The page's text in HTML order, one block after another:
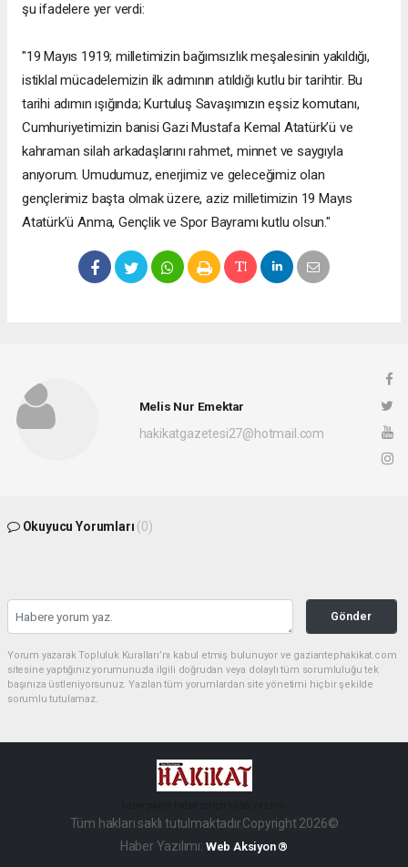
şu ifadelere yer verdi:
​"19 Mayıs 1919; milletimizin bağımsızlık meşalesinin yakıldığı,
istiklal mücadelemizin ilk adımının atıldığı kutlu bir tarihtir. Bu
tarihi adımın ışığında; Kurtuluş Savaşımızın eşsiz komutanı,
Cumhuriyetimizin banisi Gazi Mustafa Kemal Atatürk’ü ve
kahraman silah arkadaşlarını rahmet, minnet ve saygıyla
anıyorum. Umudumuz, enerjimiz ve geleceğimiz olan
gençlerimiz başta olmak üzere, aziz milletimizin 19 Mayıs
Atatürk’ü Anma, Gençlik ve Spor Bayramı kutlu olsun."
Melis Nur Emektar
hakikatgazetesi27@hotmail.com
Okuyucu Yorumları (0)
Gönder
Yorum yazarak Topluluk Kuralları’nı kabul etmiş bulunuyor ve gaziantephakikat.com
sitesine yaptığınız yorumunuzla ilgili doğrudan veya dolaylı tüm sorumluluğu tek
başınıza üstleniyorsunuz. Yazılan tüm yorumlardan site yönetimi hiçbir şekilde
sorumlu tutulamaz.
Tüm hakları saklı tutulmaktadır.Copyright 2026©
Haber Yazılımı: Web Aksiyon ®